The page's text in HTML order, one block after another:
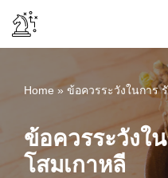
content
Home » ข้อควรระวังในการ
ข้อควรระวังใ
โสมเกาหลี